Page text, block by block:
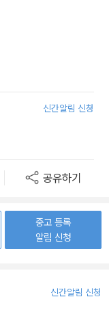
신간알림 신청
공유하기
중고 등록
알림 신청
신간알림 신청